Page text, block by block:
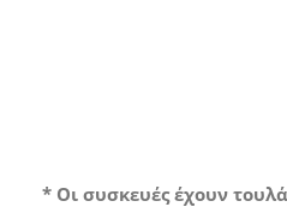
* Οι συσκευές έχουν